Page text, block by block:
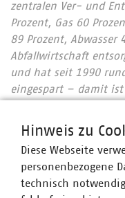
zentralen Ver- und
Prozent, Gas 60
89 Prozent, Abwasser
Abfallwirtschaft
und hat seit 1990
eingespart – damit ist
engagieren sich im
investieren pro Jahr
wollen 80 Prozent
Glasfasernetz
Hinweis zu
Diese Webseite
personenbezogene
technisch